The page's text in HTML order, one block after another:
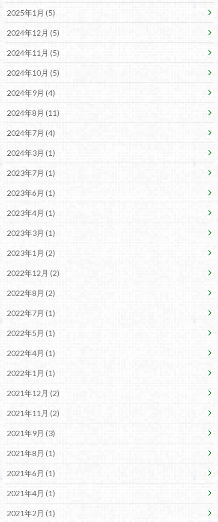
2025年1月 (5)
2024年12月 (5)
2024年11月 (5)
2024年10月 (5)
2024年9月 (4)
2024年8月 (11)
2024年7月 (4)
2024年3月 (1)
2023年7月 (1)
2023年6月 (1)
2023年4月 (1)
2023年3月 (1)
2023年1月 (2)
2022年12月 (2)
2022年8月 (2)
2022年7月 (1)
2022年5月 (1)
2022年4月 (1)
2022年1月 (1)
2021年12月 (2)
2021年11月 (2)
2021年9月 (3)
2021年8月 (1)
2021年6月 (1)
2021年4月 (1)
2021年2月 (1)